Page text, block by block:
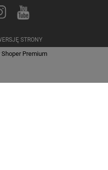
STRONY
Premium